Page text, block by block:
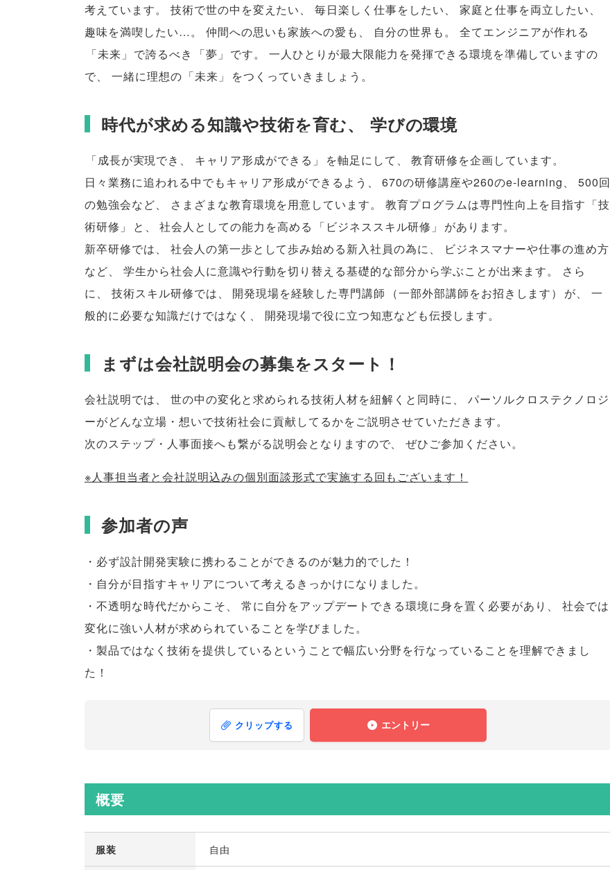
考えています。 技術で世の中を変えたい、 毎日楽しく仕事をしたい、 家庭と仕事を両立したい、
趣味を満喫したい…。 仲間への思いも家族への愛も 、 自分の世界も。
全てエンジニアが作れる
「未来 」 で誇るべき 「夢 」 です。
一人ひとりが最大限能力を発揮できる環境を準備していますの
で、 一緒に理想の 「未来 」 をつくっていきましょう 。
時代が求める知識や技術を育む、 学びの環境
「成長が実現でき 、 キャリア形成ができる 」 を軸足にして 、 教育研修を企画しています。
日々業務に追われる中でもキャリア形成ができるよう 、 670の研修講座や260のe-learning、
500回
の勉強会など、 さまざまな教育環境を用意しています。 教育プログラムは専門性向上を目指す 「技
術研修 」 と 、 社会人としての能力を高める 「 ビジネススキル研修 」 があります。
新卒研修では、 社会人の第一歩として歩み始める新入社員の為に、
ビジネスマナーや仕事の進め方
など、 学生から社会人に意識や行動を切り替える基礎的な部分から学ぶことが出来ます。
さら
に、 技術スキル研修では、 開発現場を経験した専門講師 （一部外部講師をお招きします） が、
一
般的に必要な知識だけではなく 、 開発現場で役に立つ知恵なども伝授します。
まずは会社説明会の募集をスタート！
会社説明では、 世の中の変化と求められる技術人材を紐解くと同時に、
パーソルクロステクノロジ
ーがどんな立場・想いで技術社会に貢献してるかをご説明させていただきます。
次のステップ・人事面接へも繋がる説明会となりますので、 ぜひご参加ください。
※人事担当者と会社説明込みの個別面談形式で実施する回もございます！
参加者の声
・必ず設計開発実験に携わることができるのが魅力的でした！
・自分が目指すキャリアについて考えるきっかけになりました。
・不透明な時代だからこそ、 常に自分をアップデートできる環境に身を置く必要があり 、
社会では
変化に強い人材が求められていることを学びました。
・製品ではなく技術を提供しているということで幅広い分野を行なっていることを理解できまし
た！
クリップする エントリー
概要
服装 自由